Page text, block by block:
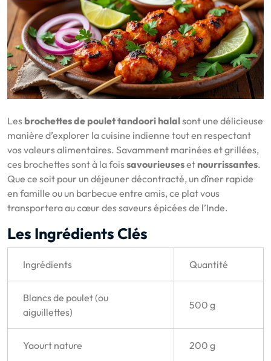
Les brochettes de poulet tandoori halalsont une délicieuse
manière d’explorer la cuisine indienne tout en respectant
vos valeurs alimentaires. Savamment marinées et grillées,
ces brochettes sont à la foissavourieuseset nourrissantes.
Que ce soit pour un déjeuner décontracté, un dîner rapide
en famille ou un barbecue entre amis, ce plat vous
transportera au cœur des saveurs épicées de l’Inde.
Les Ingrédients Clés
Ingrédients Quantité
Blancs de poulet (ou
aiguillettes)
500 g
Yaourt nature 200 g